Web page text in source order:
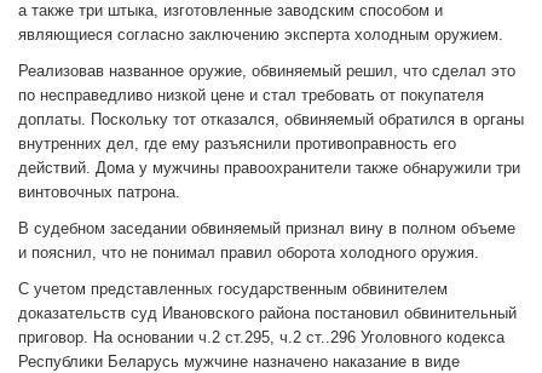
а также три штыка, изготовленные заводским способом и
являющиеся согласно заключению эксперта холодным оружием.
Реализовав названное оружие, обвиняемый решил, что сделал это
по несправедливо низкой цене и стал требовать от покупателя
доплаты. Поскольку тот отказался, обвиняемый обратился в органы
внутренних дел, где ему разъяснили противоправность его
действий. Дома у мужчины правоохранители также обнаружили три
винтовочных патрона.
В судебном заседании обвиняемый признал вину в полном объеме
и пояснил, что не понимал правил оборота холодного оружия.
С учетом представленных государственным обвинителем
доказательств суд Ивановского района постановил обвинительный
приговор. На основании ч.2 ст.295, ч.2 ст..296 Уголовного кодекса
Республики Беларусь мужчине назначено наказание в виде